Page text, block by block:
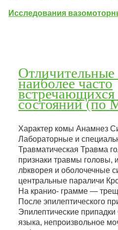
Исследования
наиболее часто
состояний
Характер комы Анамнез
Лабораторные и
Травматическая Травма
признаки травмы головы,
лbкворея и оболочечные
центральные параличи
На кранио- грамме —
После эпилептического
Эпилептические
языка, непроизвольное